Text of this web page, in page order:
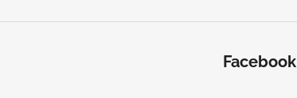
Facebook